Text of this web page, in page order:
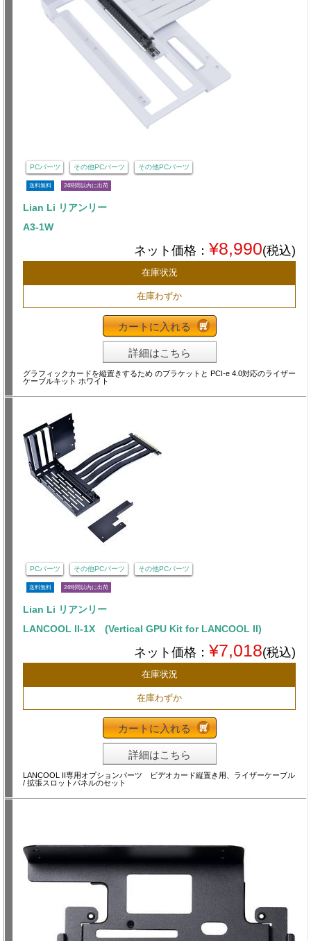
PCパーツ その他PCパーツ その他PCパーツ
送料無料 24時間以内に出荷
Lian Li リアンリー
A3-1W
ネット価格： ¥8,990(税込)
在庫状況
在庫わずか
カートに入れる
詳細はこちら
グラフィックカードを縦置きするため のブラケットと PCI-e 4.0対応のライザー
ケーブルキット ホワイト
PCパーツ その他PCパーツ その他PCパーツ
送料無料 24時間以内に出荷
Lian Li リアンリー
LANCOOL II-1X (Vertical GPU Kit for LANCOOL II)
ネット価格： ¥7,018(税込)
在庫状況
在庫わずか
カートに入れる
詳細はこちら
LANCOOL II専用オプションパーツ ビデオカード縦置き用、ライザーケーブル
/ 拡張スロットパネルのセット